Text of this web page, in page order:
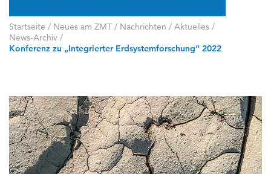
Startseite / Neues am ZMT / Nachrichten / Aktuelles /
News-Archiv /
Konferenz zu „Integrierter Erdsystemforschung“ 2022